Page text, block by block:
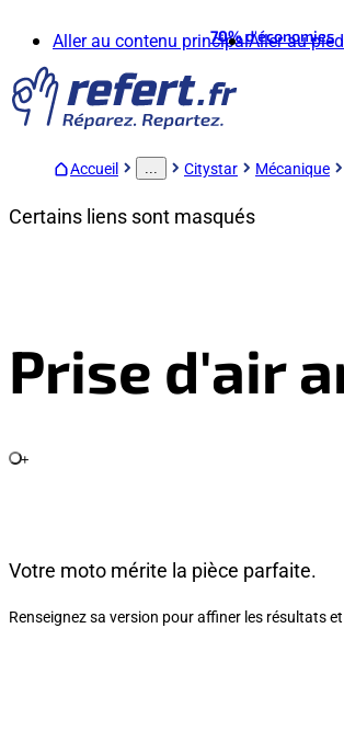
Aller au contenu principalAller au
70%d'économies
Accueil ... Citystar Mécanique
Certains liens sont masqués
Prise d'air
+
Votre moto mérite la pièce parfaite.
Renseignez sa version pour affiner les résultats